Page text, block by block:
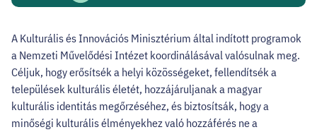
A Kulturális és Innovációs Minisztérium által indított programok
a Nemzeti Művelődési Intézet koordinálásával valósulnak meg.
Céljuk, hogy erősítsék a helyi közösségeket, fellendítsék a
települések kulturális életét, hozzájáruljanak a magyar
kulturális identitás megőrzéséhez, és biztosítsák, hogy a
minőségi kulturális élményekhez való hozzáférés ne a